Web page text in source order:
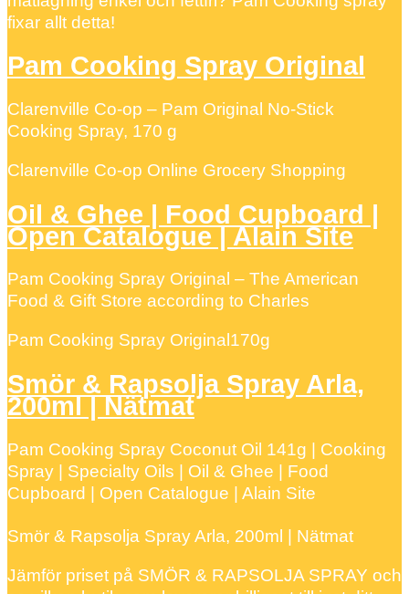
fixar allt detta!
Pam Cooking Spray Original
Clarenville Co-op – Pam Original No-Stick
Cooking Spray, 170 g
Clarenville Co-op Online Grocery Shopping
Oil & Ghee | Food Cupboard |
Open Catalogue | Alain Site
Pam Cooking Spray Original – The American
Food & Gift Store according to Charles
Pam Cooking Spray Original170g
Smör & Rapsolja Spray Arla,
200ml | Nätmat
Pam Cooking Spray Coconut Oil 141g | Cooking
Spray | Specialty Oils | Oil & Ghee | Food
Cupboard | Open Catalogue | Alain Site
Smör & Rapsolja Spray Arla, 200ml | Nätmat
Jämför priset på SMÖR & RAPSOLJA SPRAY och